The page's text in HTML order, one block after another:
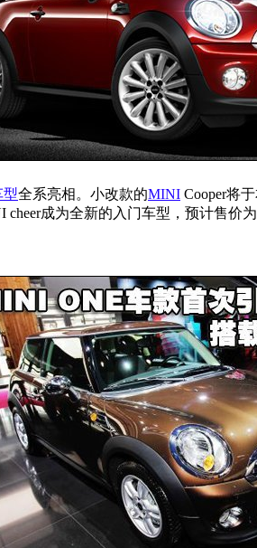
型全系亮相。小改款的MINI Cooper将
成为全新的入门车型，预计售价为